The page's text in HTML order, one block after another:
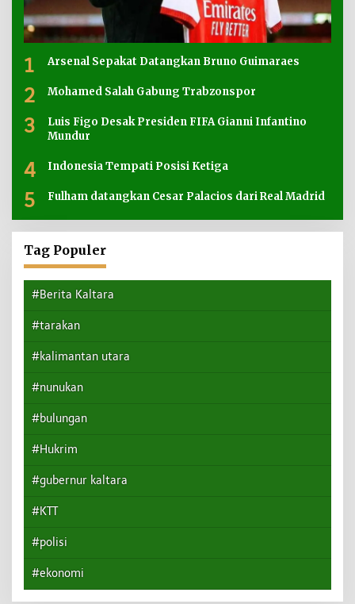
1 Arsenal Sepakat Datangkan Bruno Guimaraes
2 Mohamed Salah Gabung Trabzonspor
3
Luis Figo Desak Presiden FIFA Gianni Infantino
Mundur
4 Indonesia Tempati Posisi Ketiga
5 Fulham datangkan Cesar Palacios dari Real Madrid
Tag Populer
#Berita Kaltara
#tarakan
#kalimantan utara
#nunukan
#bulungan
#Hukrim
#gubernur kaltara
#KTT
#polisi
#ekonomi